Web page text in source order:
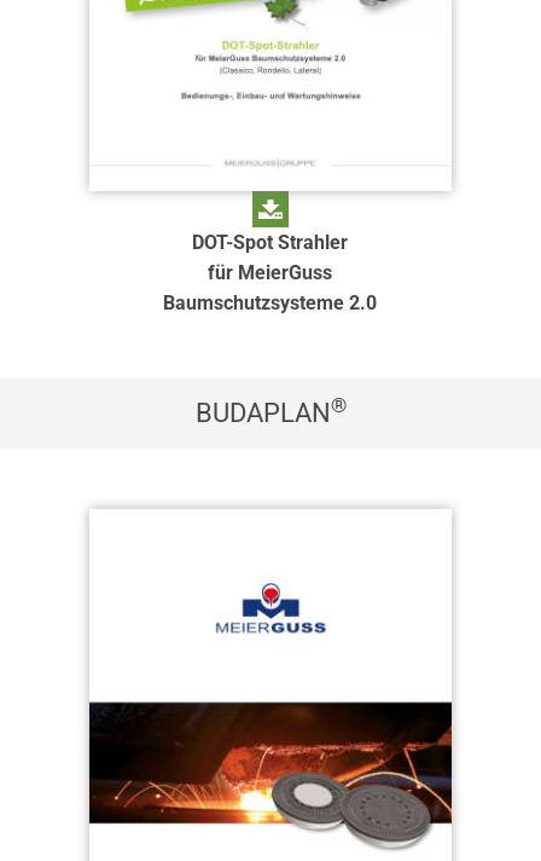
DOT-Spot Strahler
für MeierGuss
Baumschutzsysteme 2.0
BUDAPLAN®